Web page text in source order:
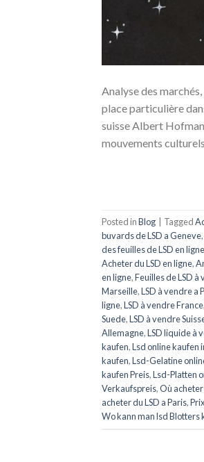
Analyse des
place particulière
suisse Albert
mouvements
Posted inBlog Tagged
buvards de LSD a Geneve,
des feuilles de LSD en ligne
Acheter du LSD en ligne,
en ligne,Feuilles de LSD
Marseille,LSD à vendre a
ligne,LSD à vendre France,
Suede,LSD à vendre
Allemagne,LSD liquide à
kaufen,Lsd online kaufen
kaufen,Lsd-Gelatine
kaufen Preis,Lsd-Platten
Verkaufspreis,Où
acheter du LSD a Paris,
Wo kann man lsd Blotters